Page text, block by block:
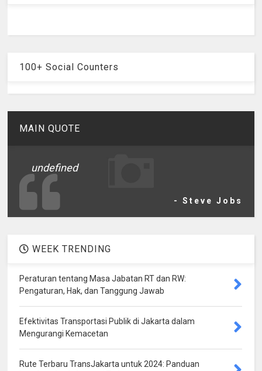
100+ Social Counters
MAIN QUOTE
undefined
- Steve Jobs
WEEK TRENDING
Peraturan tentang Masa Jabatan RT dan RW:
Pengaturan, Hak, dan Tanggung Jawab
Efektivitas Transportasi Publik di Jakarta dalam
Mengurangi Kemacetan
Rute Terbaru TransJakarta untuk 2024: Panduan